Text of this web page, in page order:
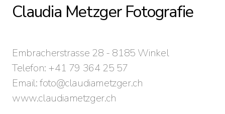
Claudia Metzger Fotografie
Embracherstrasse 28 - 8185 Winkel
Telefon: +41 79 364 25 57
Email: foto@claudiametzger.ch
www.claudiametzger.ch